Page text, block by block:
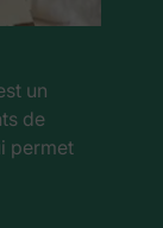
un
de
permet